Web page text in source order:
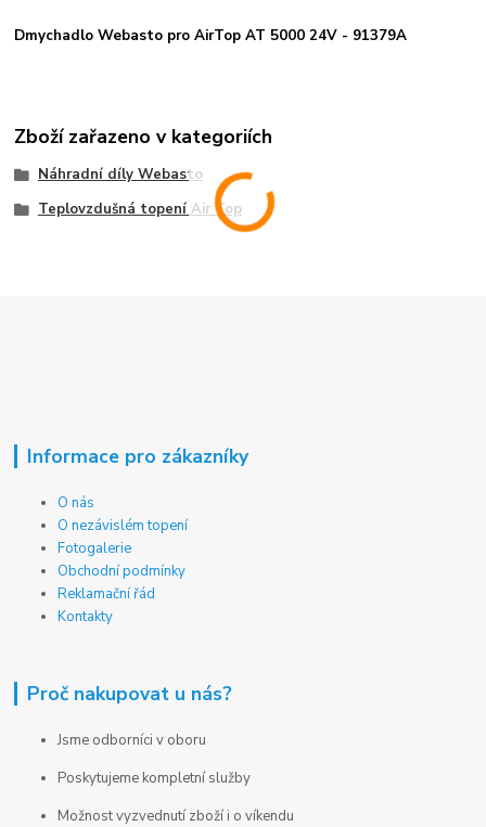
Dmychadlo Webasto pro AirTop AT 5000 24V - 91379A
Zboží zařazeno v kategoriích
Náhradní díly Webasto
Teplovzdušná topení Air Top
Informace pro zákazníky
O nás
O nezávislém topení
Fotogalerie
Obchodní podmínky
Reklamační řád
Kontakty
Proč nakupovat u nás?
Jsme odborníci v oboru
Poskytujeme kompletní služby
Možnost vyzvednutí zboží i o víkendu